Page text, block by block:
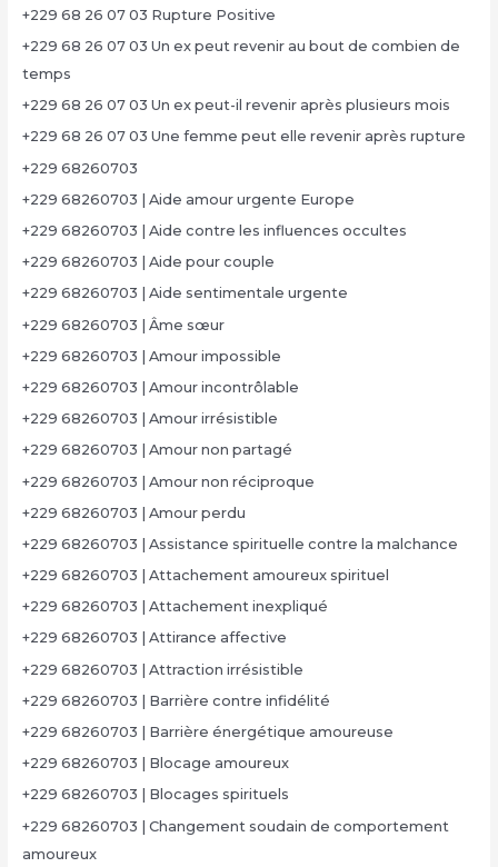
+229 68 26 07 03 Rupture Positive
+229 68 26 07 03 Un ex peut revenir au bout de combien de
temps
+229 68 26 07 03 Un ex peut-il revenir après plusieurs mois
+229 68 26 07 03 Une femme peut elle revenir après rupture
+229 68260703
+229 68260703 | Aide amour urgente Europe
+229 68260703 | Aide contre les influences occultes
+229 68260703 | Aide pour couple
+229 68260703 | Aide sentimentale urgente
+229 68260703 | Âme sœur
+229 68260703 | Amour impossible
+229 68260703 | Amour incontrôlable
+229 68260703 | Amour irrésistible
+229 68260703 | Amour non partagé
+229 68260703 | Amour non réciproque
+229 68260703 | Amour perdu
+229 68260703 | Assistance spirituelle contre la malchance
+229 68260703 | Attachement amoureux spirituel
+229 68260703 | Attachement inexpliqué
+229 68260703 | Attirance affective
+229 68260703 | Attraction irrésistible
+229 68260703 | Barrière contre infidélité
+229 68260703 | Barrière énergétique amoureuse
+229 68260703 | Blocage amoureux
+229 68260703 | Blocages spirituels
+229 68260703 | Changement soudain de comportement
amoureux